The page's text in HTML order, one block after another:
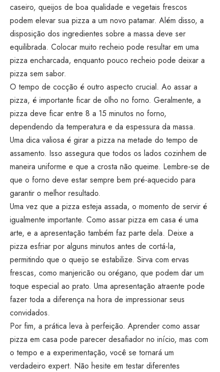
caseiro, queijos de boa qualidade e vegetais frescos
podem elevar sua pizza a um novo patamar. Além disso, a
disposição dos ingredientes sobre a massa deve ser
equilibrada. Colocar muito recheio pode resultar em uma
pizza encharcada, enquanto pouco recheio pode deixar a
pizza sem sabor.
O tempo de cocção é outro aspecto crucial. Ao assar a
pizza, é importante ficar de olho no forno. Geralmente, a
pizza deve ficar entre 8 a 15 minutos no forno,
dependendo da temperatura e da espessura da massa.
Uma dica valiosa é girar a pizza na metade do tempo de
assamento. Isso assegura que todos os lados cozinhem de
maneira uniforme e que a crosta não queime. Lembre-se de
que o forno deve estar sempre bem pré-aquecido para
garantir o melhor resultado.
Uma vez que a pizza esteja assada, o momento de servir é
igualmente importante. Como assar pizza em casa é uma
arte, e a apresentação também faz parte dela. Deixe a
pizza esfriar por alguns minutos antes de cortá-la,
permitindo que o queijo se estabilize. Sirva com ervas
frescas, como manjericão ou orégano, que podem dar um
toque especial ao prato. Uma apresentação atraente pode
fazer toda a diferença na hora de impressionar seus
convidados.
Por fim, a prática leva à perfeição. Aprender como assar
pizza em casa pode parecer desafiador no início, mas com
o tempo e a experimentação, você se tornará um
verdadeiro expert. Não hesite em testar diferentes